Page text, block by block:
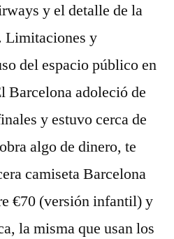
y el detalle de la
Limitaciones y
del espacio público en
Barcelona adoleció de
y estuvo cerca de
algo de dinero, te
camiseta Barcelona
€70 (versión infantil) y
la misma que usan los